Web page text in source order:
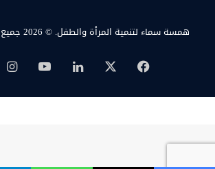
همسة سماء لتنمية المرأة والطفل. © 2026 جميع الحقوق محفوظة.
فيسبوك لينكدإن‫YouTube